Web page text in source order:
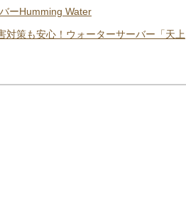
ーHumming Water
対策も安心！ウォーターサーバー「天上